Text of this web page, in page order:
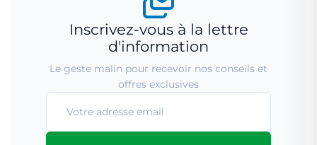
Inscrivez-vous à la lettre
d'information
Le geste malin pour recevoir nos conseils et
offres exclusives